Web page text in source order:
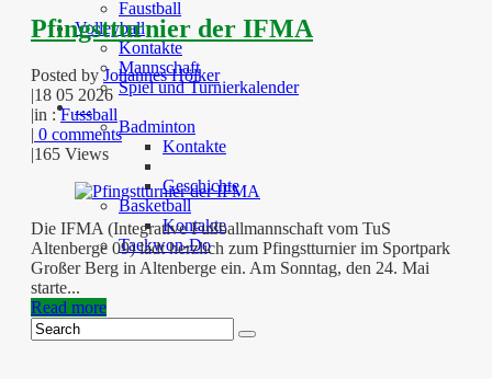
Faustball
Volleyball
Kontakte
Mannschaft
Spiel und Turnierkalender
…
Badminton
Kontakte
Geschichte
Basketball
Kontakte
Taekwon-Do
Pfingstturnier der IFMA
Posted byJohannes Hölker
|18 05 2026
|in :Fussball
| 0 comments
|165 Views
Die IFMA (Integrative Fußballmannschaft vom TuS
Altenberge 09) lädt herzlich zum Pfingstturnier im Sportpark
Großer Berg in Altenberge ein. Am Sonntag, den 24. Mai
starte...
Read more